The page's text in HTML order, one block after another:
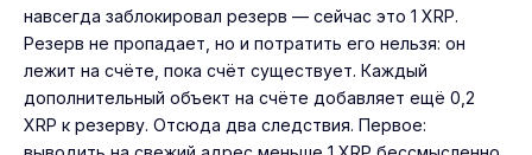
навсегда заблокировал резерв — сейчас это 1 XRP.
Резерв не пропадает, но и потратить его нельзя: он
лежит на счёте, пока счёт существует. Каждый
дополнительный объект на счёте добавляет ещё 0,2
XRP к резерву. Отсюда два следствия. Первое: